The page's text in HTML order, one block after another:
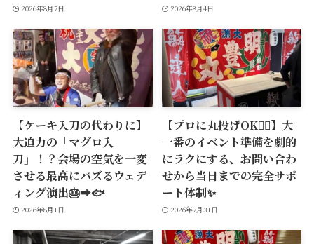
2026年8月7日 2026年8月4日
【ケーキ入刀の代わりに】
大迫力の「マグロ入
刀」！？会場の空気を一変
させる最高にバズるウェデ
ィング演出🎂➡️🐟
2026年8月1日
【プロに丸投げOK🙆‍♂️】大
一番のイベント準備を劇的
にラクにする、お問い合わ
せから当日までの完全サポ
ート体制✨
2026年7月31日